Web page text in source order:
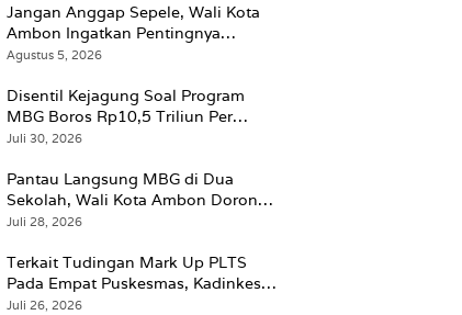
Jangan Anggap Sepele, Wali Kota
Ambon Ingatkan Pentingnya
Perencanaan Kesehatan
Agustus 5, 2026
Disentil Kejagung Soal Program
MBG Boros Rp10,5 Triliun Per
Tahun, Kepala BGN Sudaryono Beri
Juli 30, 2026
Pantau Langsung MBG di Dua
Sekolah, Wali Kota Ambon Dorong
Pemerataan Hingga Wilayah
Juli 28, 2026
Terkait Tudingan Mark Up PLTS
Pada Empat Puskesmas, Kadinkes
Ambon Beri Klarifikasi.
Juli 26, 2026